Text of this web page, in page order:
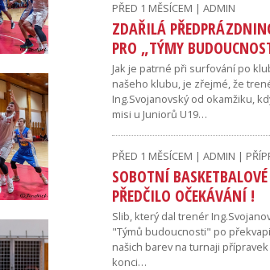
PŘED 1 MĚSÍCEM | ADMIN
ZDAŘILÁ
PRO „TÝMY
Jak je patrné při surfování po
našeho klubu, je zřejmé, že
Ing.Svojanovský od okamžiku,
misi u Juniorů U19…
PŘED 1 MĚSÍCEM | ADMIN |
SOBOTNÍ
PŘEDČILO OČEKÁVÁNÍ !
Slib, který dal trenér
"Týmů budoucnosti" po
našich barev na turnaji přípravek
konci…